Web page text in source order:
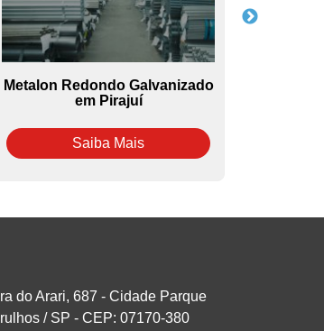
Metalon Redondo Galvanizado
em Pirajuí
Saiba Mais
do Arari, 687 - Cidade Parque
/ SP - CEP: 07170-380